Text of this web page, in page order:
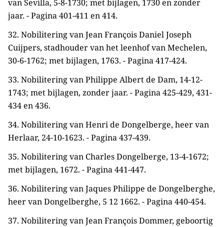
van Sevilla, 5-8-1730; met bijlagen, 1730 en zonder
jaar. - Pagina 401-411 en 414.
32. Nobilitering van Jean François Daniel Joseph
Cuijpers, stadhouder van het leenhof van Mechelen,
30-6-1762; met bijlagen, 1763. - Pagina 417-424.
33. Nobilitering van Philippe Albert de Dam, 14-12-
1743; met bijlagen, zonder jaar. - Pagina 425-429, 431-
434 en 436.
34. Nobilitering van Henri de Dongelberge, heer van
Herlaar, 24-10-1623. - Pagina 437-439.
35. Nobilitering van Charles Dongelberge, 13-4-1672;
met bijlagen, 1672. - Pagina 441-447.
36. Nobilitering van Jaques Philippe de Dongelberghe,
heer van Dongelberghe, 5 12 1662. - Pagina 440-454.
37. Nobilitering van Jean François Dommer, geboortig